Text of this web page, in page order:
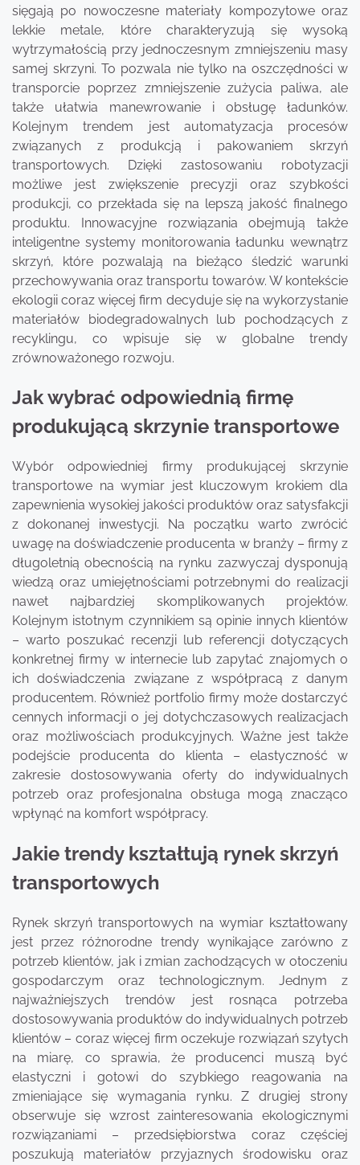
sięgają po nowoczesne materiały kompozytowe oraz
lekkie metale, które charakteryzują się wysoką
wytrzymałością przy jednoczesnym zmniejszeniu masy
samej skrzyni. To pozwala nie tylko na oszczędności w
transporcie poprzez zmniejszenie zużycia paliwa, ale
także ułatwia manewrowanie i obsługę ładunków.
Kolejnym trendem jest automatyzacja procesów
związanych z produkcją i pakowaniem skrzyń
transportowych. Dzięki zastosowaniu robotyzacji
możliwe jest zwiększenie precyzji oraz szybkości
produkcji, co przekłada się na lepszą jakość finalnego
produktu. Innowacyjne rozwiązania obejmują także
inteligentne systemy monitorowania ładunku wewnątrz
skrzyń, które pozwalają na bieżąco śledzić warunki
przechowywania oraz transportu towarów. W kontekście
ekologii coraz więcej firm decyduje się na wykorzystanie
materiałów biodegradowalnych lub pochodzących z
recyklingu, co wpisuje się w globalne trendy
zrównoważonego rozwoju.
Jak wybrać odpowiednią firmę
produkującą skrzynie transportowe
Wybór odpowiedniej firmy produkującej skrzynie
transportowe na wymiar jest kluczowym krokiem dla
zapewnienia wysokiej jakości produktów oraz satysfakcji
z dokonanej inwestycji. Na początku warto zwrócić
uwagę na doświadczenie producenta w branży – firmy z
długoletnią obecnością na rynku zazwyczaj dysponują
wiedzą oraz umiejętnościami potrzebnymi do realizacji
nawet najbardziej skomplikowanych projektów.
Kolejnym istotnym czynnikiem są opinie innych klientów
– warto poszukać recenzji lub referencji dotyczących
konkretnej firmy w internecie lub zapytać znajomych o
ich doświadczenia związane z współpracą z danym
producentem. Również portfolio firmy może dostarczyć
cennych informacji o jej dotychczasowych realizacjach
oraz możliwościach produkcyjnych. Ważne jest także
podejście producenta do klienta – elastyczność w
zakresie dostosowywania oferty do indywidualnych
potrzeb oraz profesjonalna obsługa mogą znacząco
wpłynąć na komfort współpracy.
Jakie trendy kształtują rynek skrzyń
transportowych
Rynek skrzyń transportowych na wymiar kształtowany
jest przez różnorodne trendy wynikające zarówno z
potrzeb klientów, jak i zmian zachodzących w otoczeniu
gospodarczym oraz technologicznym. Jednym z
najważniejszych trendów jest rosnąca potrzeba
dostosowywania produktów do indywidualnych potrzeb
klientów – coraz więcej firm oczekuje rozwiązań szytych
na miarę, co sprawia, że producenci muszą być
elastyczni i gotowi do szybkiego reagowania na
zmieniające się wymagania rynku. Z drugiej strony
obserwuje się wzrost zainteresowania ekologicznymi
rozwiązaniami – przedsiębiorstwa coraz częściej
poszukują materiałów przyjaznych środowisku oraz